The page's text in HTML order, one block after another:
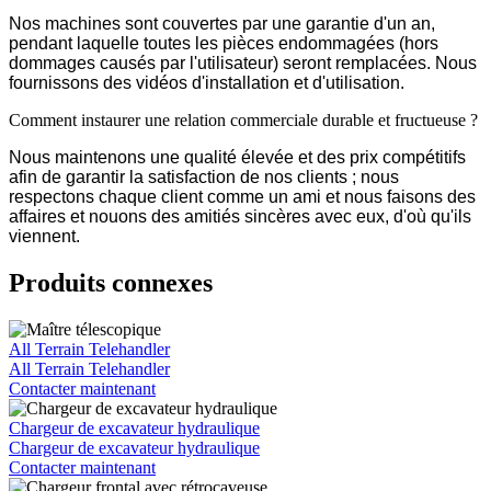
Nos machines sont couvertes par une garantie d'un an,
pendant laquelle toutes les pièces endommagées (hors
dommages causés par l'utilisateur) seront remplacées. Nous
fournissons des vidéos d'installation et d'utilisation.
Comment instaurer une relation commerciale durable et fructueuse ?
Nous maintenons une qualité élevée et des prix compétitifs
afin de garantir la satisfaction de nos clients ; nous
respectons chaque client comme un ami et nous faisons des
affaires et nouons des amitiés sincères avec eux, d'où qu'ils
viennent.
Produits connexes
All Terrain Telehandler
All Terrain Telehandler
Contacter maintenant
Chargeur de excavateur hydraulique
Chargeur de excavateur hydraulique
Contacter maintenant